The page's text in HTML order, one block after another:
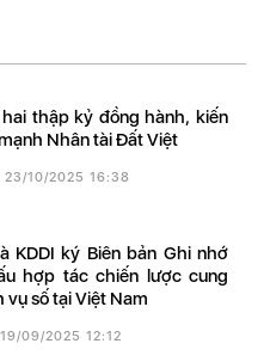
Nhân tài Đất Việt
23/10/2025 16:38
hợp tác chiến lược cung
vụ số tại Việt Nam
09/2025 12:12